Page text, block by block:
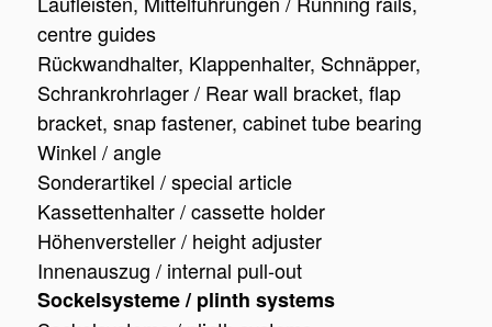
centre guides
Rückwandhalter, Klappenhalter, Schnäpper,
Schrankrohrlager / Rear wall bracket, flap
bracket, snap fastener, cabinet tube bearing
Winkel / angle
Sonderartikel / special article
Kassettenhalter / cassette holder
Höhenversteller / height adjuster
Innenauszug / internal pull-out
Sockelsysteme / plinth systems